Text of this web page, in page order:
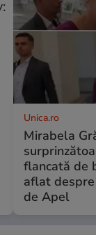
Unica.ro
Mirabela
flancată de
aflat
de Apel